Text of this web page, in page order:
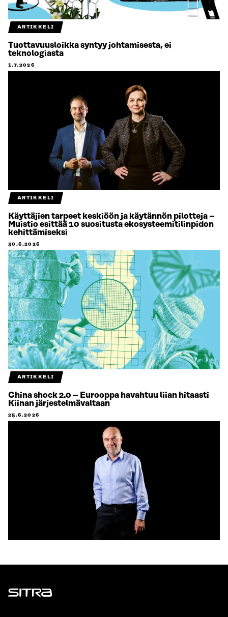
ARTIKKELI
Tuottavuusloikka syntyy johtamisesta, ei
teknologiasta
1.7.2026
ARTIKKELI
Käyttäjien tarpeet keskiöön ja käytännön pilotteja –
Muistio esittää 10 suositusta ekosysteemitilinpidon
kehittämiseksi
30.6.2026
ARTIKKELI
China shock 2.0 – Eurooppa havahtuu liian hitaasti
Kiinan järjestelmävaltaan
25.6.2026
Sitra